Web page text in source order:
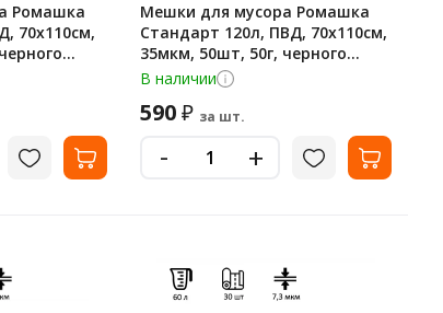
Ромашка
70х110см,
Мешки для мусора Ромашка
Стандарт 120л, ПВД, 70х110см,
35мкм, 50шт, 50г, черного
цвета, в пласте
В наличии
590₽ за шт.
- +